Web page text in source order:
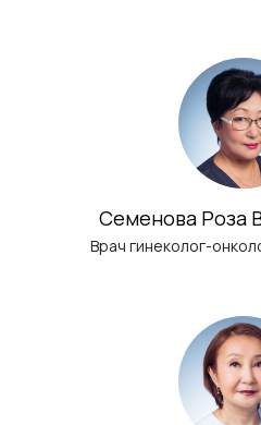
Семенова Роза
Врач гинеколог-